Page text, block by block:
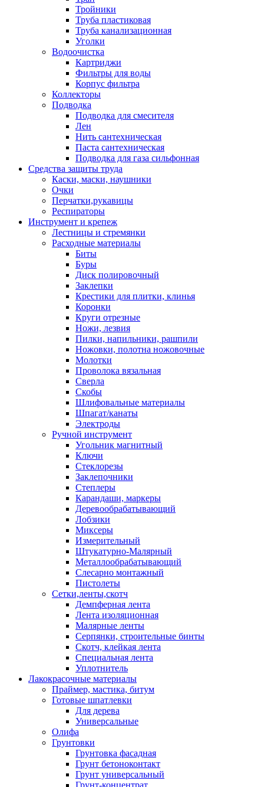
Тройники
Труба пластиковая
Труба канализационная
Уголки
Водоочистка
Картриджи
Фильтры для воды
Корпус фильтра
Коллекторы
Подводка
Подводка для смесителя
Лен
Нить сантехническая
Паста сантехническая
Подводка для газа сильфонная
Средства защиты труда
Каски, маски, наушники
Очки
Перчатки,рукавицы
Респираторы
Инструмент и крепеж
Лестницы и стремянки
Расходные материалы
Биты
Буры
Диск полировочный
Заклепки
Крестики для плитки, клинья
Коронки
Круги отрезные
Ножи, лезвия
Пилки, напильники, рашпили
Ножовки, полотна ножовочные
Молотки
Проволока вязальная
Сверла
Скобы
Шлифовальные материалы
Шпагат/канаты
Электроды
Ручной инструмент
Угольник магнитный
Ключи
Стеклорезы
Заклепочники
Степлеры
Карандаши, маркеры
Деревообрабатывающий
Лобзики
Миксеры
Измерительный
Штукатурно-Малярный
Металлообрабатывающий
Слесарно монтажный
Пистолеты
Сетки,ленты,скотч
Демпферная лента
Лента изоляционная
Малярные ленты
Серпянки, строительные бинты
Скотч, клейкая лента
Специальная лента
Уплотнитель
Лакокрасочные материалы
Праймер, мастика, битум
Готовые шпатлевки
Для дерева
Универсальные
Олифа
Грунтовки
Грунтовка фасадная
Грунт бетоноконтакт
Грунт универсальный